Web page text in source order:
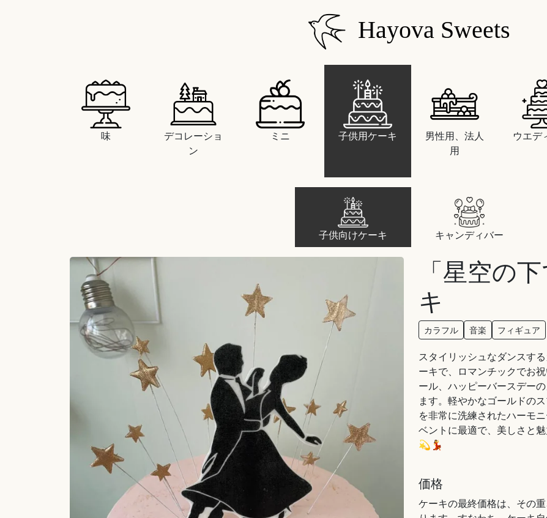
Hayova Sweets
味
デコレーショ
ン
ミニ 子供用ケーキ
男性用、法人
用
ウエデ
子供向けケーキ キャンディバー
「星空の
キ
カラフル 音楽 フィギュア
スタイリッシュなダンスす
ーキで、ロマンチックでお
ール、ハッピーバースデー
ます。軽やかなゴールドの
を非常に洗練されたハーモ
ベントに最適で、美しさと
💫💃
価格
ケーキの最終価格は、その